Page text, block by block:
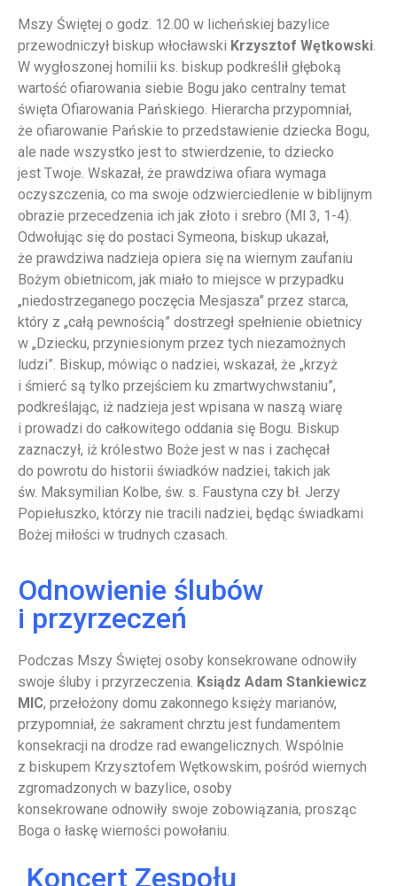
Mszy Świętej o godz. 12.00 w licheńskiej bazylice
przewodniczył biskup włocławski Krzysztof Wętkowski
W wygłoszonej homilii ks. biskup podkreślił głęboką
wartość ofiarowania siebie Bogu jako centralny temat
święta Ofiarowania Pańskiego. Hierarcha przypomniał,
że ofiarowanie Pańskie to przedstawienie dziecka Bogu,
ale nade wszystko jest to stwierdzenie, to dziecko
jest Twoje. Wskazał, że prawdziwa ofiara wymaga
oczyszczenia, co ma swoje odzwierciedlenie w biblijnym
obrazie przecedzenia ich jak złoto i srebro (Ml 3, 1-4).
Odwołując się do postaci Symeona, biskup ukazał,
że prawdziwa nadzieja opiera się na wiernym zaufaniu
Bożym obietnicom, jak miało to miejsce w przypadku
„niedostrzeganego poczęcia Mesjasza” przez starca,
który z „całą pewnością” dostrzegł spełnienie obietnicy
w „Dziecku, przyniesionym przez tych niezamożnych
ludzi”. Biskup, mówiąc o nadziei, wskazał, że „krzyż
i śmierć są tylko przejściem ku zmartwychwstaniu”,
podkreślając, iż nadzieja jest wpisana w naszą wiarę
i prowadzi do całkowitego oddania się Bogu. Biskup
zaznaczył, iż królestwo Boże jest w nas i zachęcał
do powrotu do historii świadków nadziei, takich jak
św. Maksymilian Kolbe, św. s. Faustyna czy bł. Jerzy
Popiełuszko, którzy nie tracili nadziei, będąc świadkami
Bożej miłości w trudnych czasach.
Odnowienie ślubów
i przyrzeczeń
Podczas Mszy Świętej osoby konsekrowane odnowiły
swoje śluby i przyrzeczenia. Ksiądz Adam Stankiewicz
MIC, przełożony domu zakonnego księży marianów,
przypomniał, że sakrament chrztu jest fundamentem
konsekracji na drodze rad ewangelicznych. Wspólnie
z biskupem Krzysztofem Wętkowskim, pośród wiernych
zgromadzonych w bazylice, osoby
konsekrowane odnowiły swoje zobowiązania, prosząc
Boga o łaskę wierności powołaniu.
Koncert Zespołu